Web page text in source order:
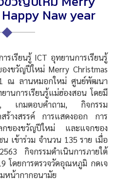
Naw year
ยนรู้ ICT อุทยานการเรียนรู้
งขวัญปีใหม่ Merry Christmas
ณ ลานหมอกใหม่ ศูนย์พัฒนา
านการเรียนรู้แม่ฮ่องสอน โดยมี
ม่, เกมตอบคำถาม, กิจกรรม
ร้างสรรค์ การแสดงออก การ
กของขวัญปีใหม่ และแจกของ
เข้าร่วม จำนวน 135 ราย เมื่อ
กิจกรรมดำเนินการภายใต้
โดยการตรวจวัดอุณหภูมิ กดเจ
หน้ากากอนามัย